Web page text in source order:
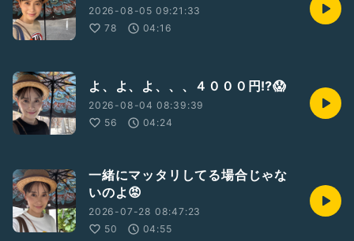
2026-08-05 09:21:33
78
04:16
よ、よ、よ、、、４０００円⁉️😱
2026-08-04 08:39:39
56
04:24
一緒にマッタリしてる場合じゃな
いのよ😡
2026-07-28 08:47:23
50
04:55